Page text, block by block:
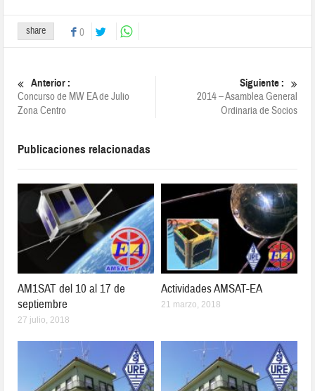
share 0
Anterior :
Concurso de MW EA de Julio
Zona Centro
Siguiente :
2014 – Asamblea General
Ordinaria de Socios
Publicaciones relacionadas
AM1SAT del 10 al 17 de
septiembre
27 julio, 2018
Actividades AMSAT-EA
21 marzo, 2018